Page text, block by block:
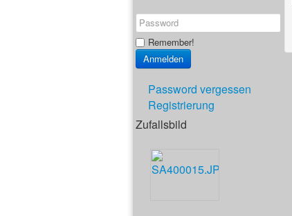
Remember!
Password vergessen
Registrierung
Zufallsbild